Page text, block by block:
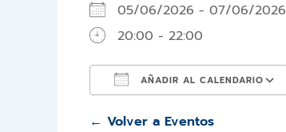
05/06/2026 - 07/06/2026
20:00 - 22:00
AÑADIR AL CALENDARIO
Descargar ICSGoogle Calendar
← Volver a Eventos